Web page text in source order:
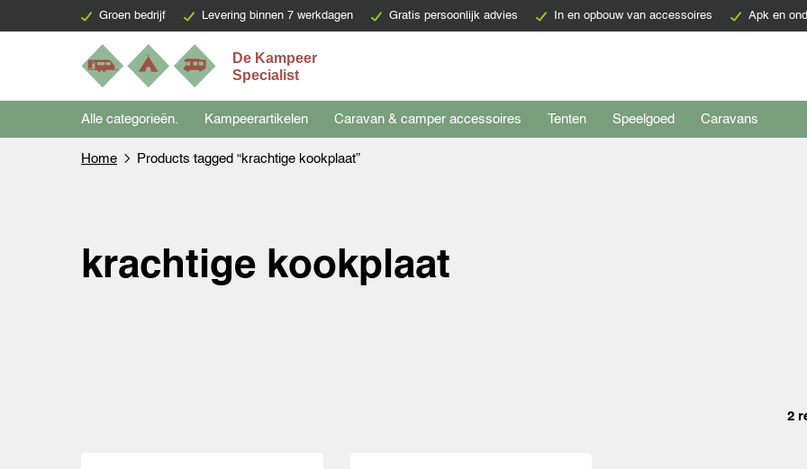
Groen bedrijf Levering binnen 7 werkdagen Gratis persoonlijk advies In en opbouw van accessoires Apk en
Alle categorieën. Kampeerartikelen Caravan & camper accessoires Tenten Speelgoed Caravans
Home Products tagged “krachtige kookplaat”
krachtige kookplaat
2